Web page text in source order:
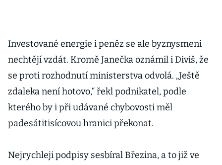
Investované energie i peněz se ale byznysmeni
nechtějí vzdát. Kromě Janečka oznámil i Diviš, že
se proti rozhodnutí ministerstva odvolá. „Ještě
zdaleka není hotovo,“ řekl podnikatel, podle
kterého by i při udávané chybovosti měl
padesátitisícovou hranici překonat.
Nejrychleji podpisy sesbíral Březina, a to již ve